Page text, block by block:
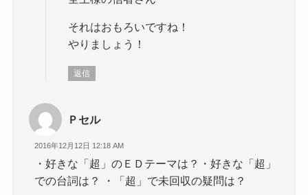
それはおもろいですね！
やりましょう！
返信
Ｐセル
2016年12月12日 12:18 AM
・好きな「超」のＥＤテーマは？・好きな「超」
での台詞は？ ・「超」で未回収の疑問は？